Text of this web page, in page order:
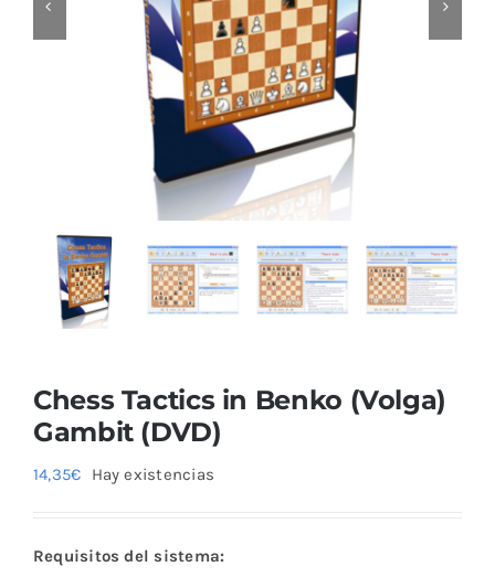
Blog
Chess Tactics in Benko (Volga)
Gambit (DVD)
14,35€ Hay existencias
Requisitos del sistema: